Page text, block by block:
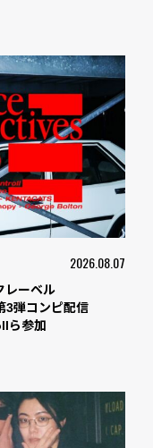
2026.08.07
レーベル
3弾コンピ配信
ら参加